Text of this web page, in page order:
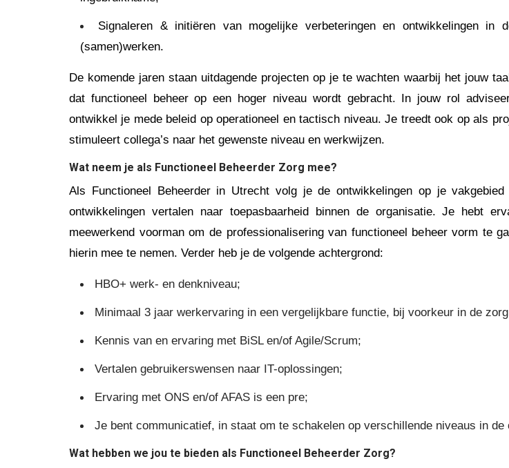
Signaleren & initiëren van mogelijke verbeteringen en ontwikkelingen in
(samen)werken.
De komende jaren staan uitdagende projecten op je te wachten waarbij het jouw
dat functioneel beheer op een hoger niveau wordt gebracht. In jouw rol
ontwikkel je mede beleid op operationeel en tactisch niveau. Je treedt ook op als
stimuleert collega’s naar het gewenste niveau en werkwijzen.
Wat neem je als Functioneel Beheerder Zorg mee?
Als Functioneel Beheerder in Utrecht volg je de ontwikkelingen op je
ontwikkelingen vertalen naar toepasbaarheid binnen de organisatie. Je hebt
meewerkend voorman om de professionalisering van functioneel beheer vorm te
hierin mee te nemen. Verder heb je de volgende achtergrond:
HBO+ werk- en denkniveau;
Minimaal 3 jaar werkervaring in een vergelijkbare functie, bij voorkeur in de
Kennis van en ervaring met BiSL en/of Agile/Scrum;
Vertalen gebruikerswensen naar IT-oplossingen;
Ervaring met ONS en/of AFAS is een pre;
Je bent communicatief, in staat om te schakelen op verschillende niveaus in de
Wat hebben we jou te bieden als Functioneel Beheerder Zorg?